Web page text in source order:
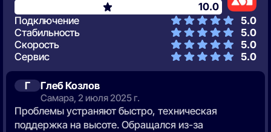
Г Глеб Козлов
Самара, 2 июля 2025 г.
Проблемы устраняют быстро, техническая
поддержка на высоте. Обращался из-за
10.0
Подключение
5.0
Стабильность
5.0
Скорость
5.0
Сервис
5.0